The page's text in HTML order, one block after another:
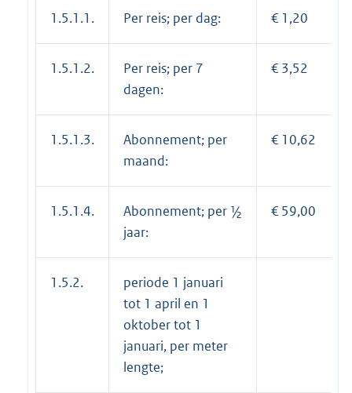
1.5.1.1. Per reis; per dag: € 1,20
1.5.1.2.
Per reis; per 7
dagen:
€ 3,52
1.5.1.3.
Abonnement; per
maand:
€ 10,62
1.5.1.4.
Abonnement; per ½
jaar:
€ 59,00
1.5.2.
periode 1 januari
tot 1 april en 1
oktober tot 1
januari, per meter
lengte;